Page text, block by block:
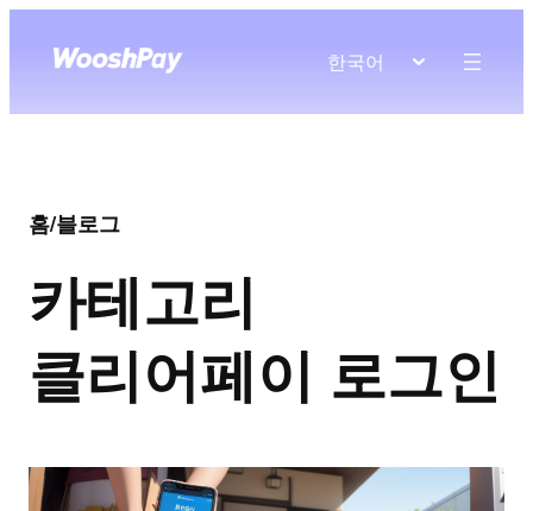
한국어
홈/블로그
카테고리
클리어페이 로그인